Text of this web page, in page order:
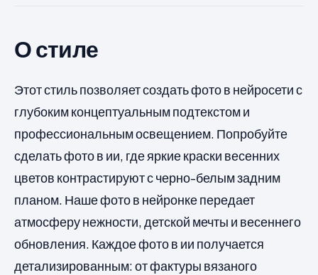
О стиле
Этот стиль позволяет создать фото в нейросети с
глубоким концептуальным подтекстом и
профессиональным освещением. Попробуйте
сделать фото в ии, где яркие краски весенних
цветов контрастируют с черно-белым задним
планом. Наше фото в нейронке передает
атмосферу нежности, детской мечты и весеннего
обновления. Каждое фото в ии получается
детализированным: от фактуры вязаного